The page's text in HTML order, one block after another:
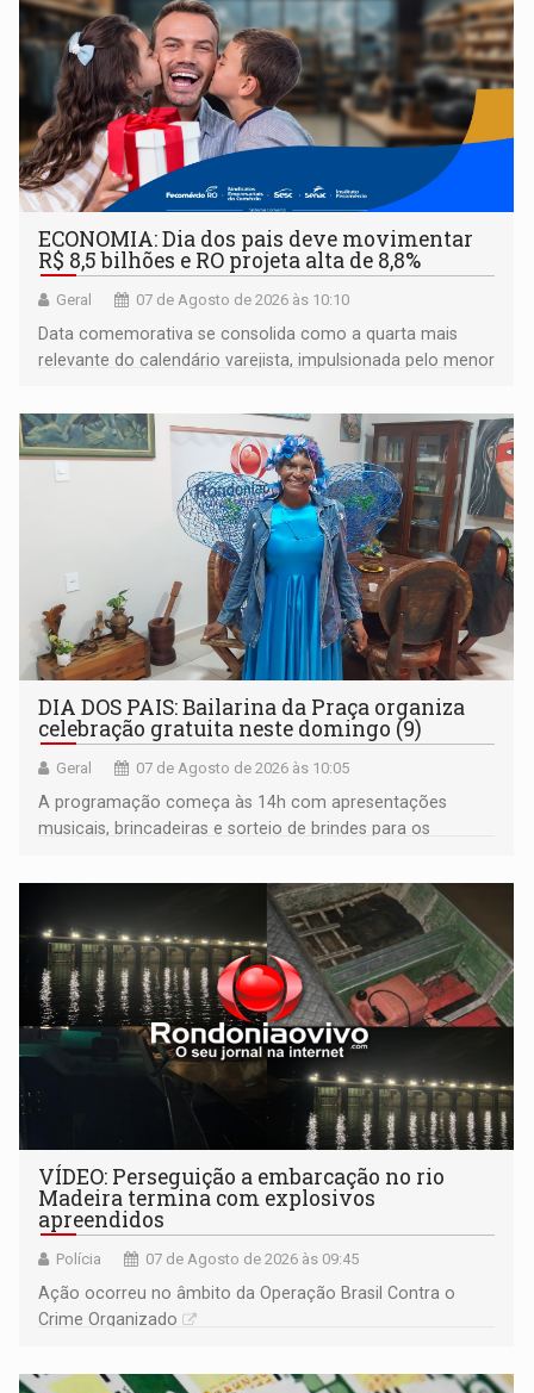
ECONOMIA: Dia dos pais deve movimentar
R$ 8,5 bilhões e RO projeta alta de 8,8%
Geral 07 de Agosto de 2026 às 10:10
Data comemorativa se consolida como a quarta mais
relevante do calendário varejista, impulsionada pelo menor
média do trabalhador
DIA DOS PAIS: Bailarina da Praça organiza
celebração gratuita neste domingo (9)
Geral 07 de Agosto de 2026 às 10:05
A programação começa às 14h com apresentações
musicais, brincadeiras e sorteio de brindes para os
bolo e canto de parabéns dedicado aos pais
VÍDEO: Perseguição a embarcação no rio
Madeira termina com explosivos
apreendidos
Polícia 07 de Agosto de 2026 às 09:45
Ação ocorreu no âmbito da Operação Brasil Contra o
Crime Organizado